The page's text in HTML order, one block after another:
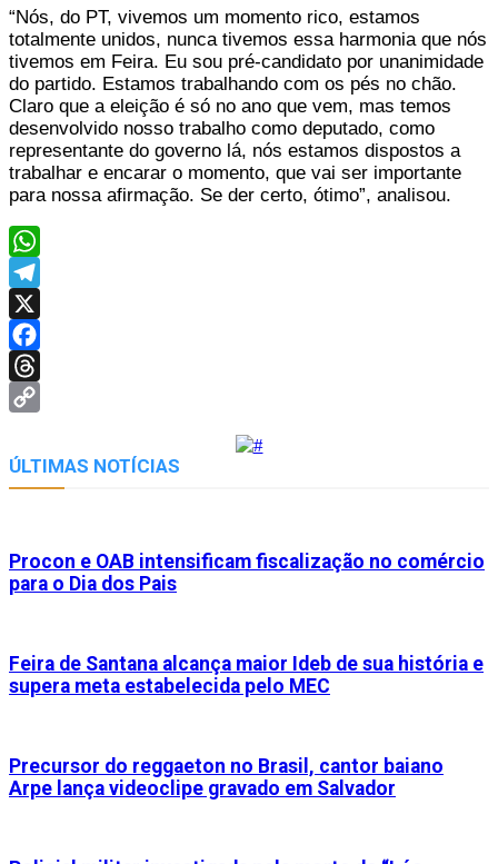
“Nós, do PT, vivemos um momento rico, estamos
totalmente unidos, nunca tivemos essa harmonia que nós
tivemos em Feira. Eu sou pré-candidato por unanimidade
do partido. Estamos trabalhando com os pés no chão.
Claro que a eleição é só no ano que vem, mas temos
desenvolvido nosso trabalho como deputado, como
representante do governo lá, nós estamos dispostos a
trabalhar e encarar o momento, que vai ser importante
para nossa afirmação. Se der certo, ótimo”, analisou.
WhatsApp
Telegram
X
Facebook
Threads
Link
ÚLTIMAS NOTÍCIAS
Procon e OAB intensificam fiscalização no comércio
para o Dia dos Pais
Feira de Santana alcança maior Ideb de sua história e
supera meta estabelecida pelo MEC
Precursor do reggaeton no Brasil, cantor baiano
Arpe lança videoclipe gravado em Salvador